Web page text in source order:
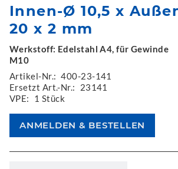
Innen-Ø 10,5 x
20 x 2 mm
Werkstoff: Edelstahl A4, für Gewinde
M10
Artikel-Nr.: 400-23-141
Ersetzt Art.-Nr.:
23141
VPE:
1 Stück